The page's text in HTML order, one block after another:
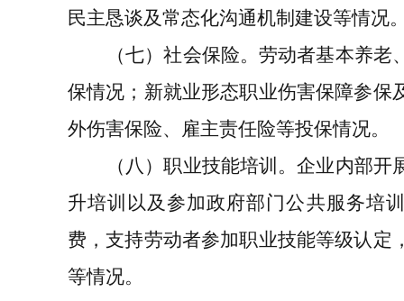
民主恳谈及常态化沟通机制建设等情况
（七）社会保险。劳动者基本养老
保情况；新就业形态职业伤害保障参保
外伤害保险、雇主责任险等投保情况。
（八）职业技能培训 。企业内部开
升培训以及参加政府部门公共服务培
费，支持劳动者参加职业技能等级认定
等情况。